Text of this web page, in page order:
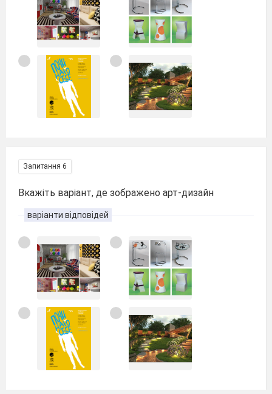
Запитання 6
Вкажіть варіант, де зображено арт-дизайн
варіанти відповідей